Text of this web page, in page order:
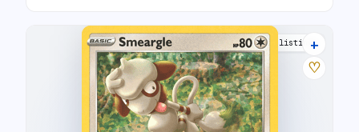
11 listings
+
♡